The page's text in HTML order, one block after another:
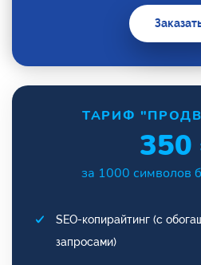
ТАРИФ
350
за 1000 символов
SEO-копирайтинг (с
запросами)